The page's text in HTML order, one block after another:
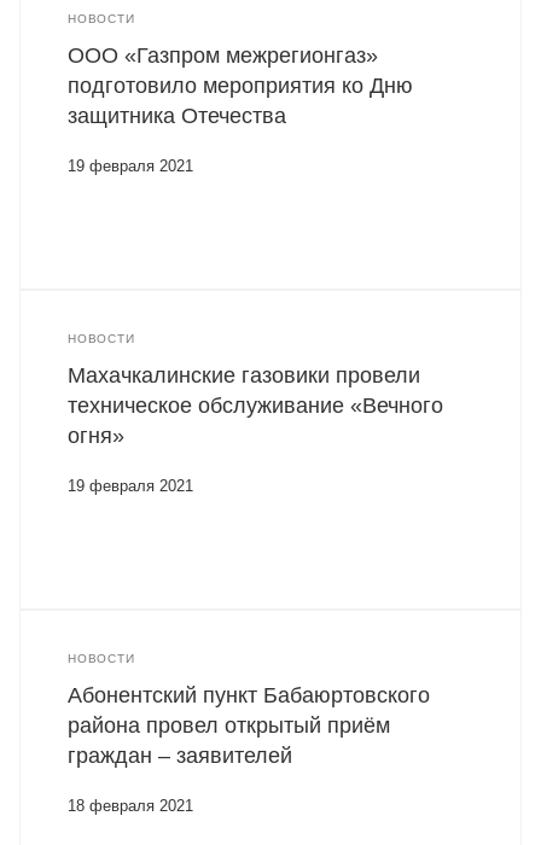
НОВОСТИ
ООО «Газпром межрегионгаз»
подготовило мероприятия ко Дню
защитника Отечества
19 февраля 2021
НОВОСТИ
Махачкалинские газовики провели
техническое обслуживание «Вечного
огня»
19 февраля 2021
НОВОСТИ
Абонентский пункт Бабаюртовского
района провел открытый приём
граждан – заявителей
18 февраля 2021